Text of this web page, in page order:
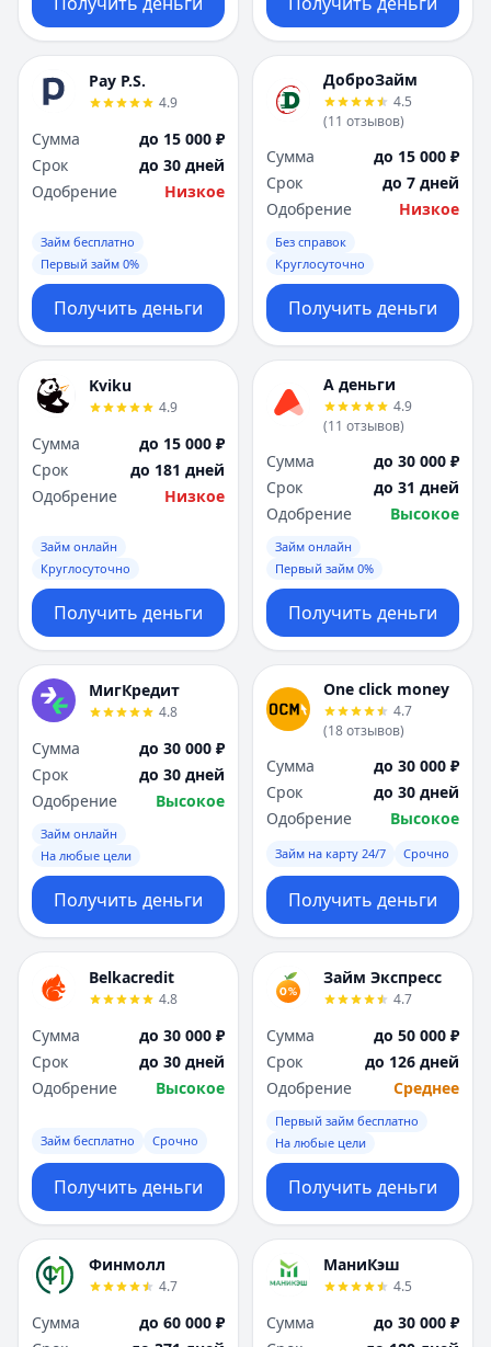
Pay P.S.
4.9
Сумма
до 15 000 ₽
Срок
до 30 дней
Одобрение
Низкое
Займ бесплатно
Первый займ 0%
Получить деньги
ДоброЗайм
4.5
(11 отзывов)
Сумма
до 15 000 ₽
Срок
до 7 дней
Одобрение
Низкое
Без справок
Круглосуточно
Получить деньги
Kviku
4.9
Сумма
до 15 000 ₽
Срок
до 181 дней
Одобрение
Низкое
Займ онлайн
Круглосуточно
Получить деньги
А деньги
4.9
(11 отзывов)
Сумма
до 30 000 ₽
Срок
до 31 дней
Одобрение
Высокое
Займ онлайн
Первый займ 0%
Получить деньги
МигКредит
4.8
Сумма
до 30 000 ₽
Срок
до 30 дней
Одобрение
Высокое
Займ онлайн
На любые цели
Получить деньги
One click money
4.7
(18отзывов)
Сумма
до 30 000 ₽
Срок
до 30 дней
Одобрение
Высокое
Займ на карту 24/7 Срочно
Получить деньги
Belkacredit
4.8
Сумма
до 30 000 ₽
Срок
до 30 дней
Одобрение
Высокое
Займ бесплатно Срочно
Получить деньги
Займ Экспресс
4.7
Сумма
до 50 000 ₽
Срок
до 126 дней
Одобрение
Среднее
Первый займ бесплатно
На любые цели
Получить деньги
Финмолл
4.7
Сумма
до 60 000 ₽
МаниКэш
4.5
Сумма
до 30 000 ₽